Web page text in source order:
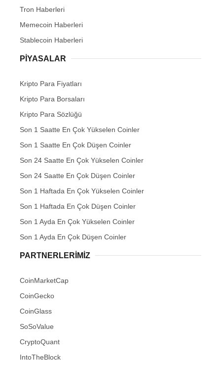
Tron Haberleri
Memecoin Haberleri
Stablecoin Haberleri
PIYASALAR
Kripto Para Fiyatları
Kripto Para Borsaları
Kripto Para Sözlüğü
Son 1 Saatte En Çok Yükselen Coinler
Son 1 Saatte En Çok Düşen Coinler
Son 24 Saatte En Çok Yükselen Coinler
Son 24 Saatte En Çok Düşen Coinler
Son 1 Haftada En Çok Yükselen Coinler
Son 1 Haftada En Çok Düşen Coinler
Son 1 Ayda En Çok Yükselen Coinler
Son 1 Ayda En Çok Düşen Coinler
PARTNERLERIMIZ
CoinMarketCap
CoinGecko
CoinGlass
SoSoValue
CryptoQuant
IntoTheBlock